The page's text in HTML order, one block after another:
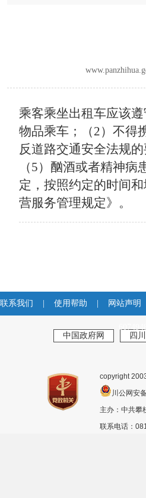
乘客乘坐出租车应该
物品乘车；（2）不得
反道路交通安全法规
（5）酗酒或者精神病
定，按照约定的时间
营服务管理规定》 。
联系我们 使用帮助 网站声明
中国政府网 四
copyright
川公网安
主办：中共
联系电话：